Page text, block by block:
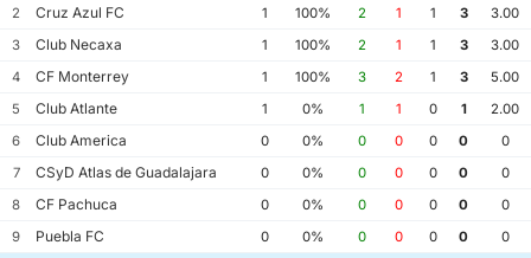
2
Cruz Azul FC 1 100% 2 1 1 3
3.00
3
Club Necaxa 1 100% 2 1 1 3
3.00
4
CF Monterrey 1 100% 3 2 1 3
5.00
5
Club Atlante 1 0% 1 1 0 1
2.00
6
Club America 0 0% 0 0 0 0
0
7
CSyD Atlas de Guadalajara 0 0% 0 0 0 0
0
8
CF Pachuca 0 0% 0 0 0 0
0
9
Puebla FC 0 0% 0 0 0 0
0